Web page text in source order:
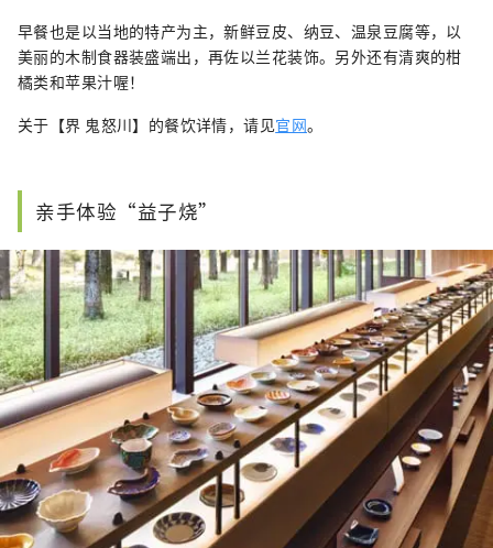
早餐也是以当地的特产为主，新鲜豆皮、纳豆、温泉豆腐等，以
美丽的木制食器装盛端出，再佐以兰花装饰。另外还有清爽的柑
橘类和苹果汁喔！
关于【界 鬼怒川】的餐饮详情，请见官网。
亲手体验“益子烧”